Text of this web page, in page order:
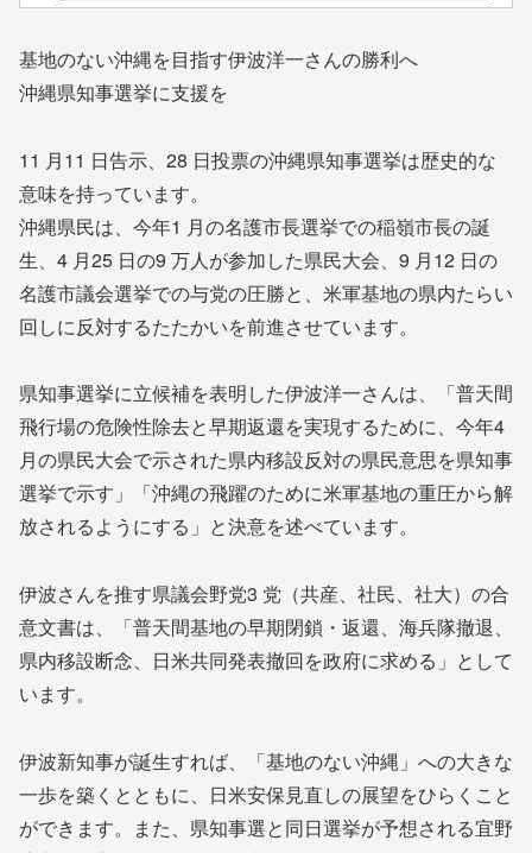
基地のない沖縄を目指す伊波洋一さんの勝利へ
沖縄県知事選挙に支援を
11 月11 日告示、28 日投票の沖縄県知事選挙は歴史的な
意味を持っています。
沖縄県民は、今年1 月の名護市長選挙での稲嶺市長の誕
生、4 月25 日の9 万人が参加した県民大会、9 月12 日の
名護市議会選挙での与党の圧勝と、米軍基地の県内たらい
回しに反対するたたかいを前進させています。
県知事選挙に立候補を表明した伊波洋一さんは、「普天間
飛行場の危険性除去と早期返還を実現するために、今年4
月の県民大会で示された県内移設反対の県民意思を県知事
選挙で示す」「沖縄の飛躍のために米軍基地の重圧から解
放されるようにする」と決意を述べています。
伊波さんを推す県議会野党3 党（共産、社民、社大）の合
意文書は、「普天間基地の早期閉鎖・返還、海兵隊撤退、
県内移設断念、日米共同発表撤回を政府に求める」として
います。
伊波新知事が誕生すれば、「基地のない沖縄」への大きな
一歩を築くとともに、日米安保見直しの展望をひらくこと
ができます。また、県知事選と同日選挙が予想される宜野